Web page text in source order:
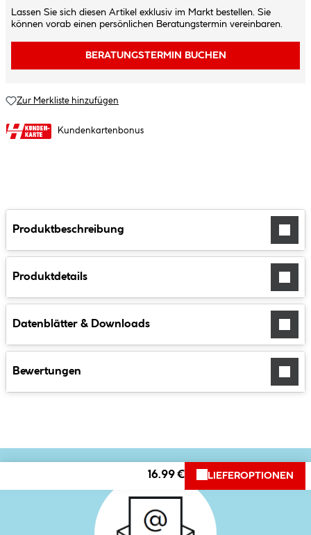
Lassen Sie sich diesen Artikel exklusiv im Markt bestellen. Sie
können vorab einen persönlichen Beratungstermin vereinbaren.
BERATUNGSTERMIN BUCHEN
Zur Merkliste hinzufügen
Kundenkartenbonus
Produktbeschreibung
Produktdetails
Datenblätter & Downloads
Bewertungen
16.99 € LIEFEROPTIONEN